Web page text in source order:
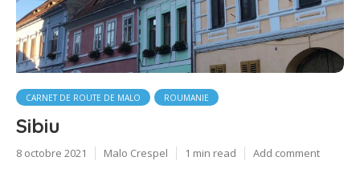
CARNET DE ROUTE DE MALO ROUMANIE
Sibiu
8 octobre 2021 Malo Crespel 1 min read Add comment